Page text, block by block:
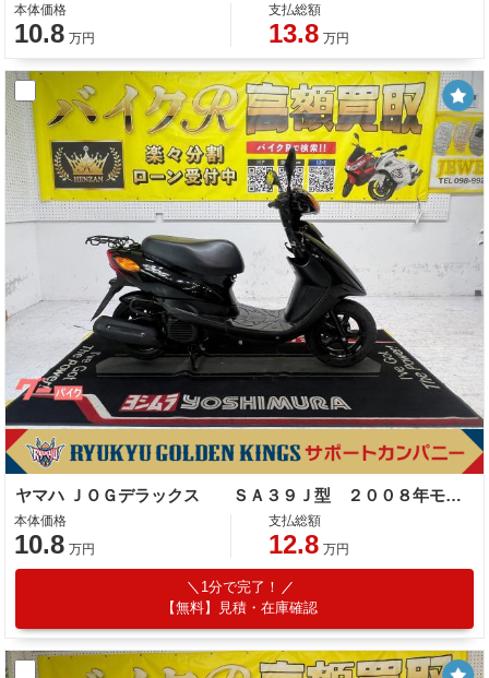
本体価格
10.8 万円
支払総額
13.8 万円
ヤマハ ＪＯＧデラックス ＳＡ３９Ｊ型 ２００８年モデル Ｆディスクブレーキ サイドスタンド
本体価格
10.8 万円
支払総額
12.8 万円
1分で完了！
【無料】見積・在庫確認